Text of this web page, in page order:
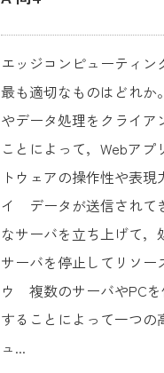
エッジコンピューティン
最も適切なものはどれ
やデータ処理をクライア
ことによって，Webアプ
トウェアの操作性や表現
イ データが送信されて
なサーバを立ち上げて，
サーバを停止してリソー
ウ 複数のサーバやPC
することによって一つの
ュ...